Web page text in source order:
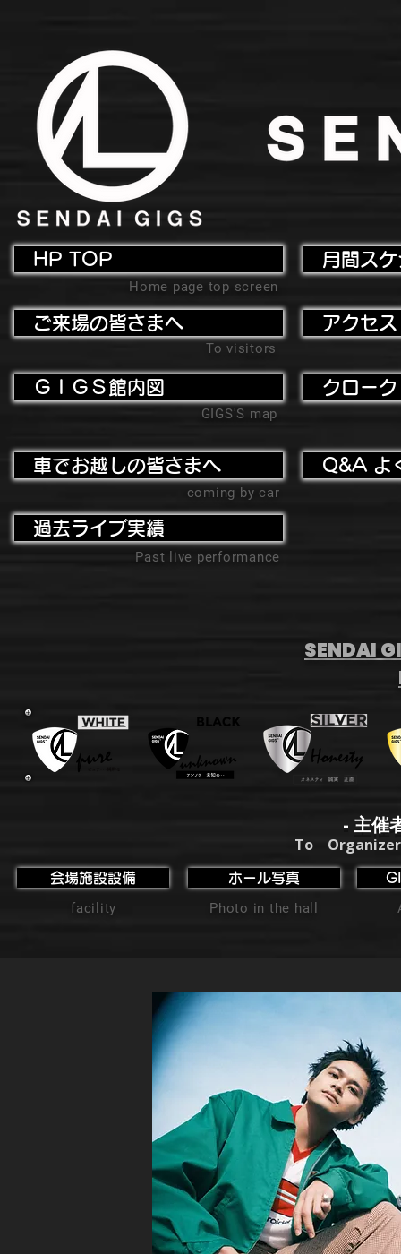
HP TOP
Home page top screen
ご来場の皆さまへ
To visitors
ＧＩＧＳ館内図
GIGS'S map
月間ス
アクセ
クローク
車でお越しの皆さまへ
coming by car
過去ライブ実績
Past live performance
Q&A よ
SENDAI
- 主催
To
会場施設設備
facility
ホール写真
Photo in the hall